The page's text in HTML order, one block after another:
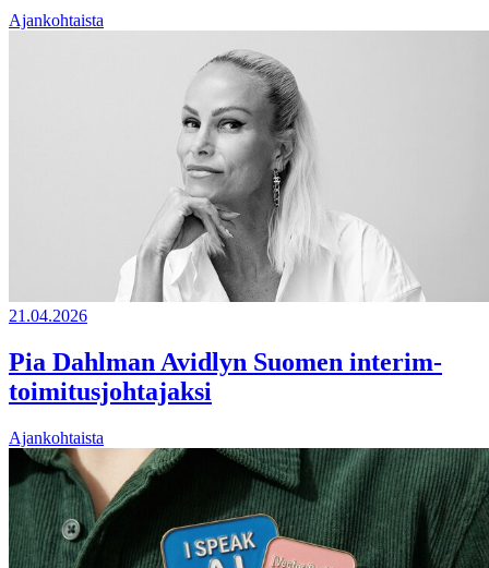
Ajankohtaista
21.04.2026
Pia Dahlman Avidlyn Suomen interim-
toimitusjohtajaksi
Ajankohtaista